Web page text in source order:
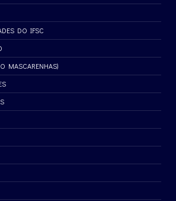
DO IFSC
MASCARENHAS)